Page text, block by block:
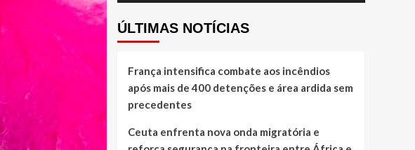
ÚLTIMAS NOTÍCIAS
França intensifica combate aos incêndios
após mais de 400 detenções e área ardida sem
precedentes
Ceuta enfrenta nova onda migratória e